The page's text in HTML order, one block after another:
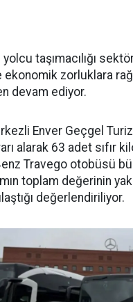
taşımacılığı
zorluklara
devam ediyor.
Enver Geçgel
alarak 63 adet sıfır
Travego otobüsü
toplam değerinin
değerlendiriliyor.